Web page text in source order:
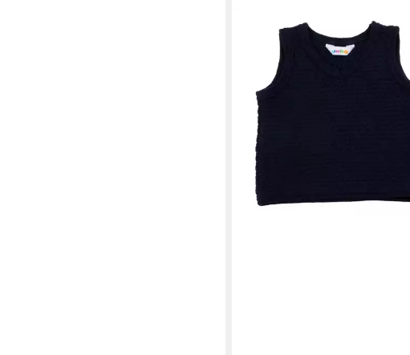
Pullunder aus Merinowolle
ab 33,29 €
UVP36,99 €